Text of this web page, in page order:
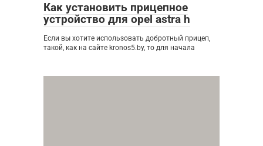
Как установить прицепное
устройство для opel astra h
Если вы хотите использовать добротный прицеп,
такой, как на сайте kronos5.by, то для начала